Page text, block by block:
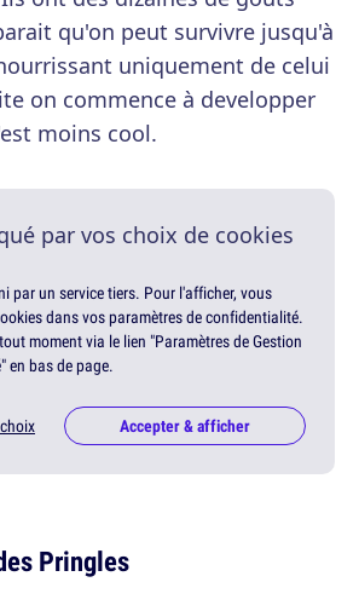
qu'on peut survivre jusqu'à
uniquement de celui
on commence à developper
moins cool.
par vos choix de cookies
par un service tiers. Pour l'afficher, vous
dans vos paramètres de confidentialité.
moment via le lien "Paramètres de Gestion
en bas de page.
Accepter & afficher
Pringles